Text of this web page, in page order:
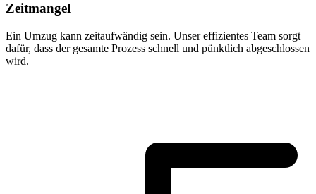
Zeitmangel
Ein Umzug kann zeitaufwändig sein. Unser effizientes Team sorgt
dafür, dass der gesamte Prozess schnell und pünktlich abgeschlossen
wird.